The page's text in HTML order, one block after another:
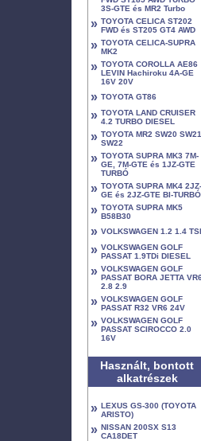
3S-GTE és MR2 Turbo
» TOYOTA CELICA ST202
FWD és ST205 GT4 AWD
» TOYOTA CELICA-SUPRA
MK2
» TOYOTA COROLLA AE86
LEVIN Hachiroku 4A-GE
16V 20V
» TOYOTA GT86
» TOYOTA LAND CRUISER
4.2 TURBO DIESEL
» TOYOTA MR2 SW20 SW21
SW22
» TOYOTA SUPRA MK3 7M-
GE, 7M-GTE és 1JZ-GTE
TURBÓ
» TOYOTA SUPRA MK4 2JZ-
GE és 2JZ-GTE BI-TURBÓ
» TOYOTA SUPRA MK5
B58B30
» VOLKSWAGEN 1.2 1.4 TSI
» VOLKSWAGEN GOLF
PASSAT 1.9TDi DIESEL
» VOLKSWAGEN GOLF
PASSAT BORA JETTA VR6
2.8 2.9
» VOLKSWAGEN GOLF
PASSAT R32 VR6 24V
» VOLKSWAGEN GOLF
PASSAT SCIROCCO 2.0
16V
Használt, bontott
alkatrészek
» LEXUS GS-300 (TOYOTA
ARISTO)
» NISSAN 200SX S13
CA18DET